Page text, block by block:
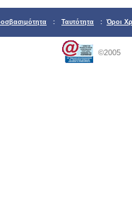
: Ταυτότητα : Όροι
©2005